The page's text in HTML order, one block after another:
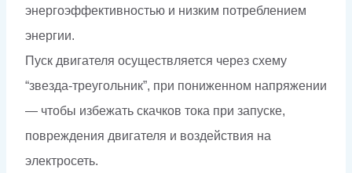
энергоэффективностью и низким потреблением
энергии.
Пуск двигателя осуществляется через схему
“звезда-треугольник”, при пониженном напряжении
— чтобы избежать скачков тока при запуске,
повреждения двигателя и воздействия на
электросеть.